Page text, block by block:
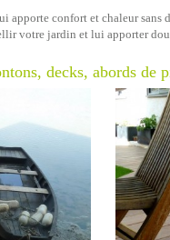
apporte confort et chaleur sans
votre jardin et lui apporter
decks, abords de